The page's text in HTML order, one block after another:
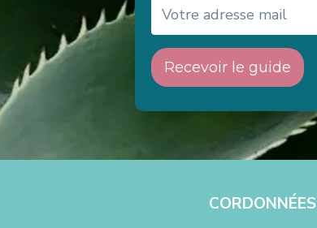
Recevoir le guide
CORDONNÉES